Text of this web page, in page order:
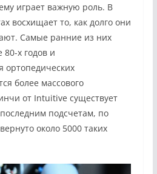
играет важную роль. В
восхищает то, как долго они
Самые ранние из них
80-х годов и
ортопедических
более массового
от Intuitive существует
подсчетам, по
около 5000 таких